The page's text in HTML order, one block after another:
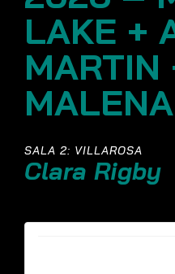
LAKE +
MARTIN
MALENA
SALA 2: VILLAROSA
Clara Rigby